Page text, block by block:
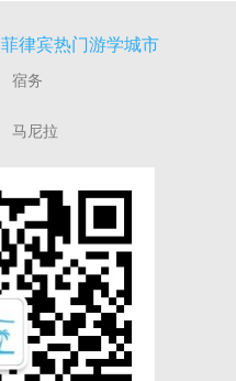
菲律宾热门游学城市
宿务
马尼拉